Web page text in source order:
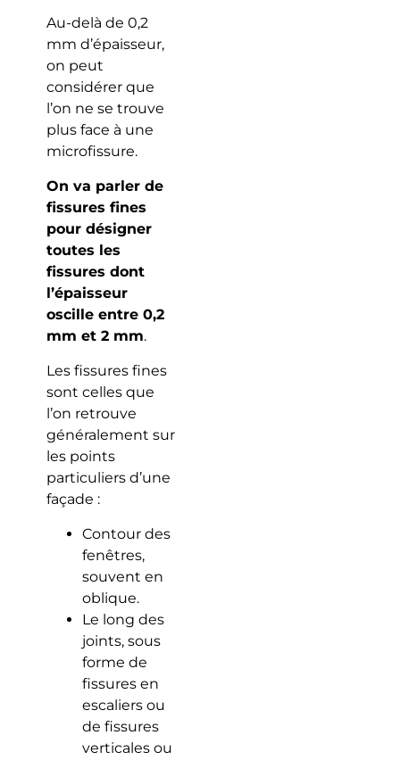
Au-delà de 0,2
mm d’épaisseur,
on peut
considérer que
l’on ne se trouve
plus face à une
microfissure.
On va parler de
fissures fines
pour désigner
toutes les
fissures dont
l’épaisseur
oscille entre 0,2
mm et 2 mm.
Les fissures fines
sont celles que
l’on retrouve
généralement sur
les points
particuliers d’une
façade :
Contour des
fenêtres,
souvent en
oblique.
Le long des
joints, sous
forme de
fissures en
escaliers ou
de fissures
verticales ou